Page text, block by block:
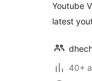
Youtube
latest
40+